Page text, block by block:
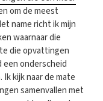
om de meest
name richt ik mijn
waarnaar die
die opvattingen
een onderscheid
kijk naar de mate
samenvallen met